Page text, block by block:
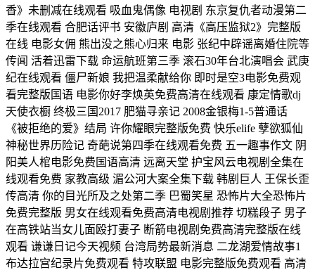
香》未删减在线观看 吸血鬼偶像 电视剧 东京复仇者动漫第二
季在线观看 合肥话评书 安徽庐剧 高清《高压监狱2》完整版
在线 电影女佣 熊出没之熊心归来 电影 张纪中辟谣离婚住院等
传闻 活着迅雷下载 命运航班第三季 滚石30年台北演唱会 武庚
纪在线观看 僵尸新娘 我把温柔献给你 即时是空3电影免费观
看完整版国语 电影你好李焕英免费高清在线观看 康定情歌dj
天使衣橱 终极三国2017 肥猫寻亲记 2008金银梅1-5普通话
《被拒绝的爱》结局 许你耀眼完整版免费 快乐elife 孽欲狐仙
神秘世界历险记 奇葩说第四季在线观看免费 五一趣事作文 阴
阳美人棺电影免费国语高清 远离天堂 护宝风云电视剧全集在
线观看免费 家教高级 湄公河大案全集下载 韩剧巨人 王保长歪
传高清 你的目光所及之处第二季 巴蜀笑星 恐怖片大全恐怖片
免费完整版 男女在线观看免费高清电视剧推荐 切糕段子 男子
在高铁站当女儿面殴打妻子 断箭电视剧免费高清完整版在线
观看 谦谦日记今天视频 台湾局势最新消息 二龙湖爱情故事1
布达拉宫纪录片免费观看 特攻联盟 电影完整版免费观看 高清